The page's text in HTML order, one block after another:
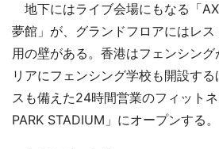
地下にはライブ会場にもなる「
夢館」が、グランドフロアにはレ
用の壁がある。香港はフェンシン
リアにフェンシング学校も開設す
スも備えた24時間営業のフィット
PARK STADIUM」にオープンする。